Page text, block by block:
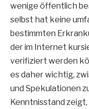
wenige öffentlich
selbst hat keine
bestimmten
der im Internet
verifiziert werden
es daher wichtig,
und Spekulationen
Kenntnisstand